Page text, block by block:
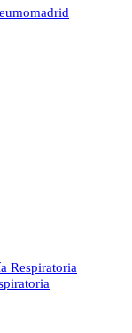
Respiratoria